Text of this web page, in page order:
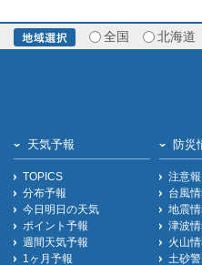
全国 北海道
天気予報
TOPICS
分布予報
今日明日の天気
ポイント予報
週間天気予報
1ヶ月予報
防災
注意
台風
地震
津波
火山
土砂